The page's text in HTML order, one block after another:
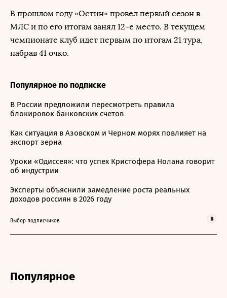
В прошлом году «Остин» провел первый сезон в
МЛС и по его итогам занял 12-е место. В текущем
чемпионате клуб идет первым по итогам 21 тура,
набрав 41 очко.
Популярное по подписке
В России предложили пересмотреть правила
блокировок банковских счетов
Как ситуация в Азовском и Черном морях повлияет на
экспорт зерна
Уроки «Одиссея»: что успех Кристофера Нолана говорит
об индустрии
Эксперты объяснили замедление роста реальных
доходов россиян в 2026 году
Выбор подписчиков
Популярное